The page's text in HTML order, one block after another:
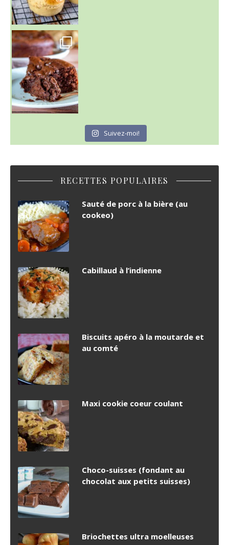
~ GÂTEAU FONDANT CHOCO NOISETTE ~
C'est lundi
Suivez-moi!
RECETTES POPULAIRES
Sauté de porc à la bière (au
cookeo)
Cabillaud à l’indienne
Biscuits apéro à la moutarde et
au comté
Maxi cookie coeur coulant
Choco-suisses (fondant au
chocolat aux petits suisses)
Briochettes ultra moelleuses